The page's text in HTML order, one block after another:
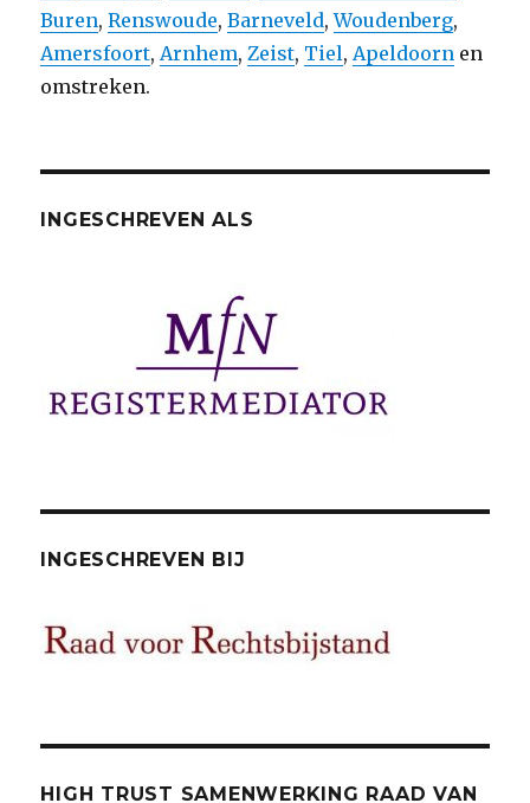
Buren,Renswoude,Barneveld,Woudenberg,
Amersfoort, Arnhem,Zeist, Tiel, Apeldoorn en
omstreken.
INGESCHREVEN ALS
INGESCHREVEN BIJ
HIGH TRUST SAMENWERKING RAAD VAN